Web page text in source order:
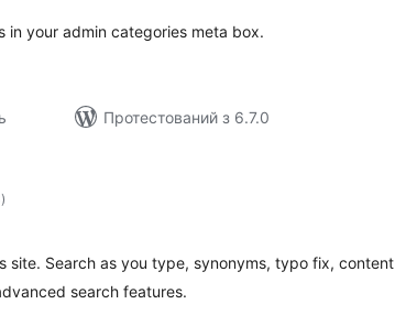
in your admin categories meta box.
Протестований з 6.7.0
загальний
рейтинг
)
site. Search as you type, synonyms, typo fix, content
search features.